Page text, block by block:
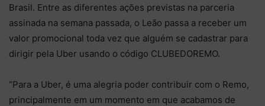
Brasil. Entre as diferentes ações previstas na parceria
assinada na semana passada, o Leão passa a receber um
valor promocional toda vez que alguém se cadastrar para
dirigir pela Uber usando o código CLUBEDOREMO.
“Para a Uber, é uma alegria poder contribuir com o Remo,
principalmente em um momento em que acabamos de